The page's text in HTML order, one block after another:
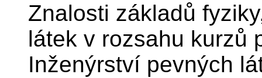
Znalosti základů
látek v rozsahu kurzů
Inženýrství pevných